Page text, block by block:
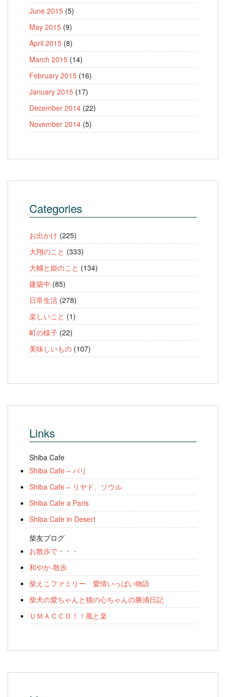
June 2015 (5)
May 2015 (9)
April 2015 (8)
March 2015 (14)
February 2015 (16)
January 2015 (17)
December 2014 (22)
November 2014 (5)
Categories
お出かけ (225)
大翔のこと (333)
大輔と姫のこと (134)
建築中 (85)
日常生活 (278)
楽しいこと (1)
町の様子 (22)
美味しいもの (107)
Links
Shiba Cafe
Shiba Cafe – パリ
Shiba Cafe – リヤド、ソウル
Shiba Cafe a Paris
Shiba Cafe in Desert
柴友ブログ
お散歩で・・・
和やか-散歩
柴えこファミリー 愛情いっぱい物語
柴犬の愛ちゃんと猫の心ちゃんの勝浦日記
ＵＭＡＣＣＯ！！風と楽